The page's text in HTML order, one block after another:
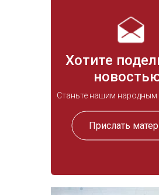
Хотите
Станьте нашим народным
Прислать